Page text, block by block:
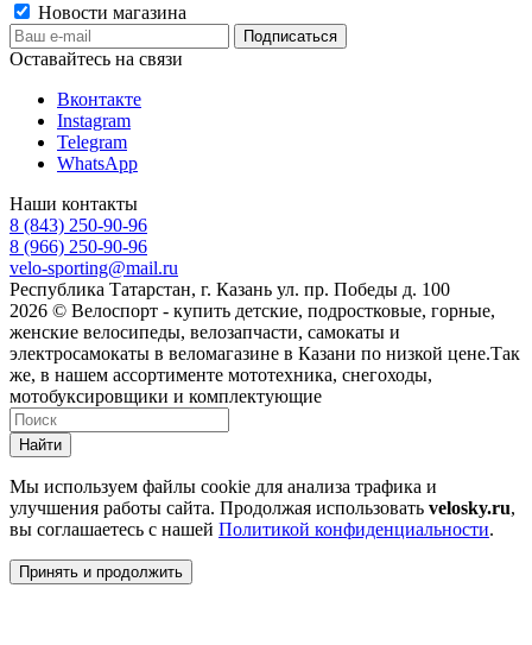
Новости магазина
Оставайтесь на связи
Вконтакте
Instagram
Telegram
WhatsApp
Наши контакты
8 (843) 250-90-96
8 (966) 250-90-96
velo-sporting@mail.ru
Республика Татарстан, г. Казань ул. пр. Победы д. 100
2026 © Велоспорт - купить детские, подростковые, горные,
женские велосипеды, велозапчасти, самокаты и
электросамокаты в веломагазине в Казани по низкой цене.Так
же, в нашем ассортименте мототехника, снегоходы,
мотобуксировщики и комплектующие
Найти
Мы используем файлы cookie для анализа трафика и
улучшения работы сайта. Продолжая использовать velosky.ru,
вы соглашаетесь с нашей Политикой конфиденциальности.
Принять и продолжить